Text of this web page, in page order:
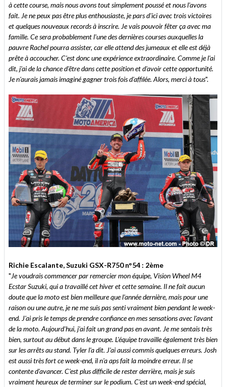
à cette course, mais nous avons tout simplement poussé et nous l'avons
fait. Je ne peux pas être plus enthousiaste, je pars d'ici avec trois victoires
et quelques nouveaux records à inscrire. Je vais pouvoir fêter ça avec ma
famille. Ce sera probablement l'une des dernières courses auxquelles la
pauvre Rachel pourra assister, car elle attend des jumeaux et elle est déjà
prête à accoucher. C'est donc une expérience extraordinaire. Comme je l'ai
dit, j'ai de la chance d'être dans cette position et d'avoir cette opportunité.
Je n'aurais jamais imaginé gagner trois fois d'affilée. Alors, merci à tous".
Richie Escalante, Suzuki GSX-R750 n°54 : 2ème
"Je voudrais commencer par remercier mon équipe, Vision Wheel M4
Ecstar Suzuki, qui a travaillé cet hiver et cette semaine. Il ne fait aucun
doute que la moto est bien meilleure que l'année dernière, mais pour une
raison ou une autre, je ne me suis pas senti vraiment bien pendant le week-
end. J'ai pris le temps de prendre confiance en mes sensations avec l'avant
de la moto. Aujourd'hui, j'ai fait un grand pas en avant. Je me sentais très
bien, surtout au début dans le groupe. L'équipe travaille également très bien
sur les arrêts au stand. Tyler l'a dit. J'ai aussi commis quelques erreurs. Josh
est aussi très fort ce week-end, il n'a aps fait la moindre erreur. Il se
contente d'avancer. C'est plus difficile de rester derrière, mais je suis
vraiment heureux de terminer sur le podium. C'est un week-end spécial,